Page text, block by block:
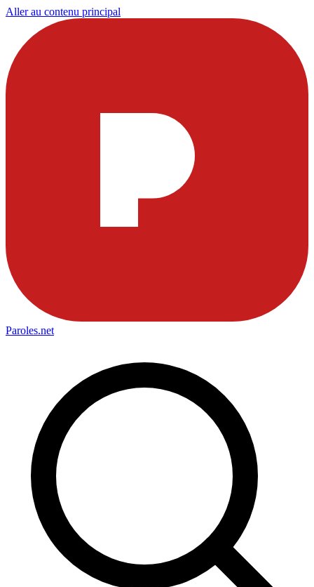
Aller au contenu principal
Paroles.net